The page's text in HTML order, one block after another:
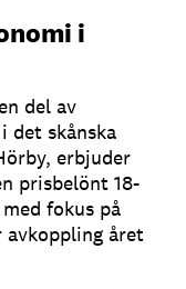
i
en del av
det skånska
erbjuder
prisbelönt 18-
fokus på
avkoppling året